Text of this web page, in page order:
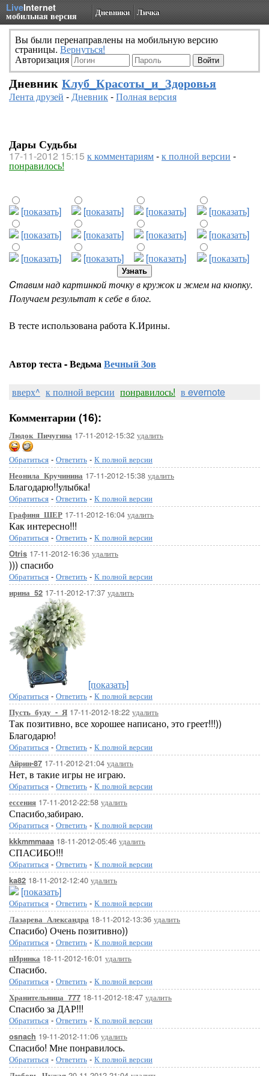
LiveInternet
мобильная версия Дневники Личка
Вы были перенаправлены на мобильную версию
страницы. Вернуться!
Авторизация
Дневник Клуб_Красоты_и_Здоровья
Лента друзей -Дневник-Полная версия
Дары Судьбы
17-11-2012 15:15 к комментариям-к полной версии -
понравилось!
[показать] [показать] [показать]
[показать]
[показать]
[показать] [показать]
[показать]
[показать]
[показать] [показать] [показать]
Узнать
Cтавим над картинкой точку в кружок и жмем на кнопку.
Получаем результат к себе в блог.
В тесте использована работа К.Ирины.
Автор теста - ВедьмаВечный Зов
вверх^ к полной версии понравилось! в evernote
Комментарии (16):
Людок_Пичугина 17-11-2012-15:32 удалить
Обратиться - Ответить - К полной версии
Неонила_Кручинина 17-11-2012-15:38 удалить
Благодарю!!улыбка!
Обратиться - Ответить - К полной версии
Графиня_ШЕР 17-11-2012-16:04 удалить
Как интересно!!!
Обратиться - Ответить - К полной версии
Otris 17-11-2012-16:36 удалить
))) спасибо
Обратиться - Ответить - К полной версии
ирина_52 17-11-2012-17:37 удалить
[показать]
Обратиться - Ответить - К полной версии
Пусть_буду_-_Я 17-11-2012-18:22 удалить
Так позитивно, все хорошее написано, это греет!!!))
Благодарю!
Обратиться - Ответить - К полной версии
Айрин-87 17-11-2012-21:04 удалить
Нет, в такие игры не играю.
Обратиться - Ответить - К полной версии
ессения 17-11-2012-22:58 удалить
Спасибо,забираю.
Обратиться - Ответить - К полной версии
kkkmmmaaa 18-11-2012-05:46 удалить
СПАСИБО!!!
Обратиться - Ответить - К полной версии
ka82 18-11-2012-12:40 удалить
[показать]
Обратиться - Ответить - К полной версии
Лазарева_Александра 18-11-2012-13:36 удалить
Спасибо) Очень позитивно))
Обратиться - Ответить - К полной версии
пИринка 18-11-2012-16:01 удалить
Спасибо.
Обратиться - Ответить - К полной версии
Хранительница_777 18-11-2012-18:47 удалить
Спасибо за ДАР!!!
Обратиться - Ответить - К полной версии
osnach 19-11-2012-11:06 удалить
Спасибо! Мне понравилось.
Обратиться - Ответить - К полной версии